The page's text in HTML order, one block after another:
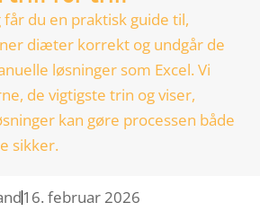
du en praktisk guide til,
diæter korrekt og undgår de
løsninger som Excel. Vi
de vigtigste trin og viser,
kan gøre processen både
sikker.
16. februar 2026